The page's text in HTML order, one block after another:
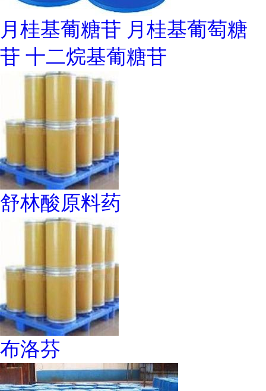
月桂基葡糖苷 月桂基葡萄糖
苷 十二烷基葡糖苷
舒林酸原料药
布洛芬